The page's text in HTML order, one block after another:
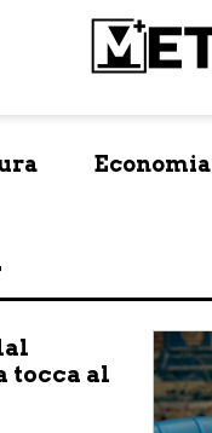
Economia
tocca al